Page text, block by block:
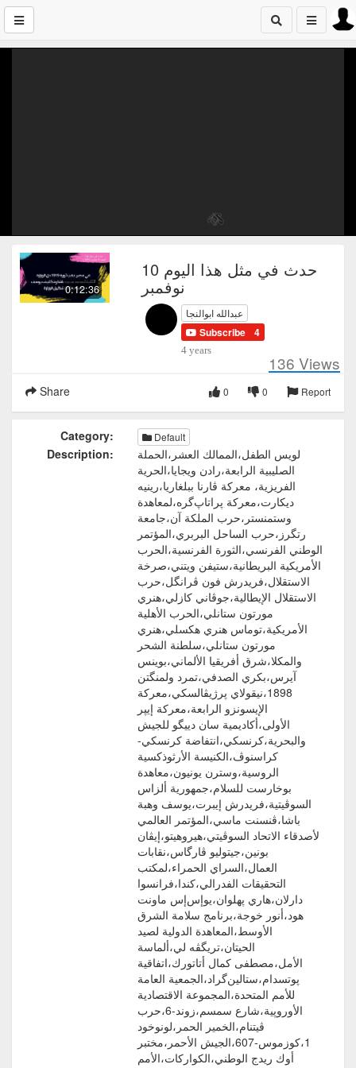
0:12:36
حدث في مثل هذا اليوم 10
نوفمبر
عبدالله ابوالنجا
Subscribe 4
4 years
136 Views
Share Report
0
0
Category: Default
Description:
لويس الطفل،الممالك العشر،الحملة
الصليبية الرابعة،رادن ويجايا،الحرية
الفريزية، معركة ڤارنا ببلغاريا،رينيه
ديكارت،معركة پراتاپ‌گره،لمعاهدة
وستمنستر،حرب الملكة آن،جامعة
رتگرز،حرب الساحل البربري،المؤتمر
الوطني الفرنسي،الثورة الفرنسية،الحرب
الأمريكية البريطانية،ستيفن ويتني،صرخة
الاستقلال،فريدرش فون ڤرانگل،حرب
الاستقلال الإيطالية،جوڤاني كازلي،هنري
مورتون ستانلي،الحرب الأهلية
الأمريكية،توماس هنري هكسلي،هنري
مورتون ستانلي،سلطنة الشحر
والمكلا،شرق أفريقيا الألماني،بوينس
آيرس،بكري الصدفي،تمرد ولمنگتن
1898،نيقولاي پرژيڤالسكي،معركة
الإيسونزو الرابعة،معركة إيپر
الأولى،أكاديمية سان دييگو للجيش
والبحرية،كرنسكي،انتفاضة كرنسكي-
كراسنوڤ،الكنيسة الأرثوذكسية
الروسية،وسترن يونيون،معاهدة
بوخارست للسلام،جمهورية ألزاس
السوڤيتية،فريدرش إيبرت،يوسف وهبة
باشا،ڤنسنت ماسي،المؤتمر العالمي
لأصدقاء الاتحاد السوڤيتي،هيروهيتو،إيڤان
بونين،جيتوليو ڤارگاس،نقابات
العمال،السراي الحمراء،لمكتب
التحقيقات الفدرالي،كندا،فرانسوا
دارلان،هاري پهلوان،يوإس‌إس ماونت
هود،أنور خوجة،برنامج سلامة الشرق
الأوسط،المعاهدة الدولية لصيد
الحيتان،تريگڤه لي،ألماسة
الأمل،مصطفى كمال أتاتورك،اتفاقية
پوتسدام،ستالين‌گراد،الجمعية العامة
للأمم المتحدة،المجموعة الاقتصادية
الأوروپية،شارع سمسم،زوند-6،حرب
ڤيتنام،الخمير الحمر،لونوخود
1،كوزموس-607،الجيش الأحمر،مختبر
أوك ريدج الوطني،الكواركات،الأمم